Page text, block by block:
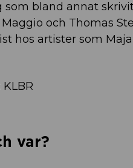
som bland annat
och Thomas
hos artister som
var?